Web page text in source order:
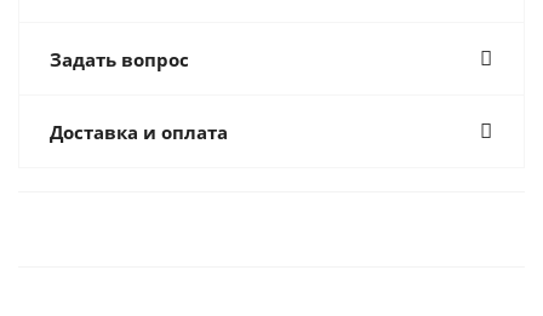
Задать вопрос
Доставка и оплата